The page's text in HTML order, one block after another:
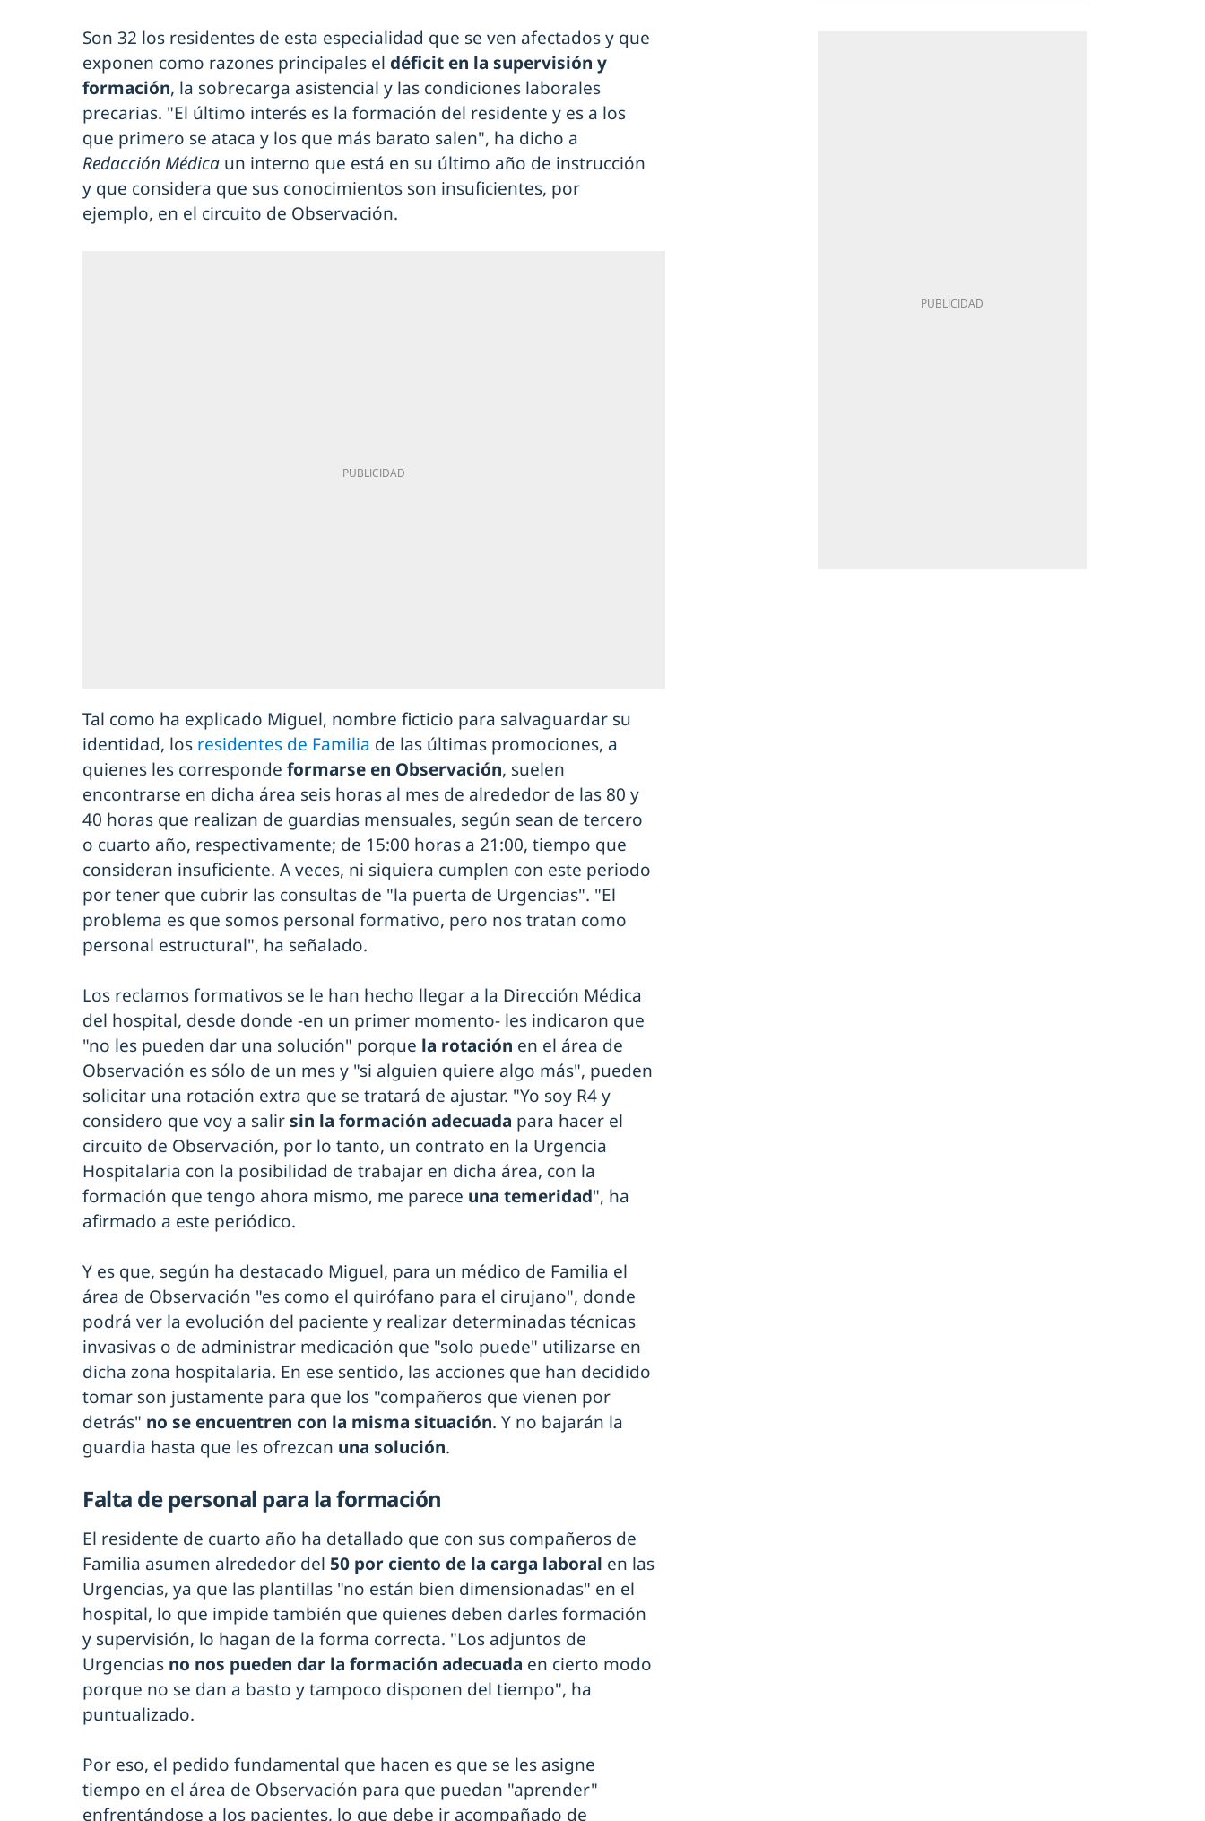
Son 32 los residentes de esta especialidad que se ven afectados y que
exponen como razones principales el déficit en la supervisión y
formación, la sobrecarga asistencial y las condiciones laborales
precarias. "El último interés es la formación del residente y es a los
que primero se ataca y los que más barato salen", ha dicho a
Redacción Médica un interno que está en su último año de instrucción
y que considera que sus conocimientos son insuficientes, por
ejemplo, en el circuito de Observación.
Tal como ha explicado Miguel, nombre ficticio para salvaguardar su
identidad, los residentes de Familia de las últimas promociones, a
quienes les corresponde formarse en Observación, suelen
encontrarse en dicha área seis horas al mes de alrededor de las 80 y
40 horas que realizan de guardias mensuales, según sean de tercero
o cuarto año, respectivamente; de 15:00 horas a 21:00, tiempo que
consideran insuficiente. A veces, ni siquiera cumplen con este periodo
por tener que cubrir las consultas de "la puerta de Urgencias". "El
problema es que somos personal formativo, pero nos tratan como
personal estructural", ha señalado.
Los reclamos formativos se le han hecho llegar a la Dirección Médica
del hospital, desde donde -en un primer momento- les indicaron que
"no les pueden dar una solución" porque la rotación en el área de
Observación es sólo de un mes y "si alguien quiere algo más", pueden
solicitar una rotación extra que se tratará de ajustar. "Yo soy R4 y
considero que voy a salirsin la formación adecuada para hacer el
circuito de Observación, por lo tanto, un contrato en la Urgencia
Hospitalaria con la posibilidad de trabajar en dicha área, con la
formación que tengo ahora mismo, me parece una temeridad", ha
afirmado a este periódico.
Y es que, según ha destacado Miguel, para un médico de Familia el
área de Observación "es como el quirófano para el cirujano", donde
podrá ver la evolución del paciente y realizar determinadas técnicas
invasivas o de administrar medicación que "solo puede" utilizarse en
dicha zona hospitalaria. En ese sentido, las acciones que han decidido
tomar son justamente para que los "compañeros que vienen por
detrás" no se encuentren con la misma situación. Y no bajarán la
guardia hasta que les ofrezcan una solución.
Falta de personal para la formación
El residente de cuarto año ha detallado que con sus compañeros de
Familia asumen alrededor del 50 por ciento de la carga laboral en las
Urgencias, ya que las plantillas "no están bien dimensionadas" en el
hospital, lo que impide también que quienes deben darles formación
y supervisión, lo hagan de la forma correcta. "Los adjuntos de
Urgencias no nos pueden dar la formación adecuada en cierto modo
porque no se dan a basto y tampoco disponen del tiempo", ha
puntualizado.
Por eso, el pedido fundamental que hacen es que se les asigne
tiempo en el área de Observación para que puedan "aprender"
enfrentándose a los pacientes, lo que debe ir acompañado de